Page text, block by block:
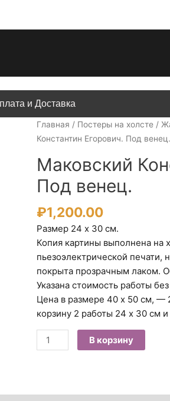
и Доставка
Главная / Постеры на холсте/
Константин Егорович. Под венец.
Маковский
Под венец.
₽1,200.00
Размер 24 х 30 см.
Копия картины выполнена на
пьезоэлектрической печати,
покрыта прозрачным лаком.
Указана стоимость работы
Цена в размере 40 х 50 см, —
корзину 2 работы 24 х 30 см
Количество
товара
Егорович.
В корзину